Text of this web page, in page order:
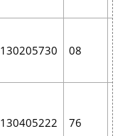
130205730 08
130405222 76